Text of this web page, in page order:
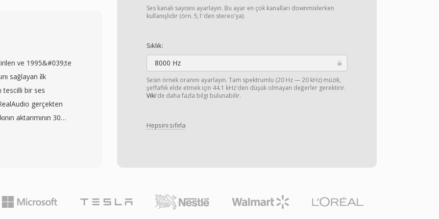
Ses kanalı sayısını ayarlayın. Bu ayar en çok kanalları downmixlerken
kullanışlıdır (örn. 5,1'den stereo'ya).
Sıklık:
8000 Hz
Sesin örnek oranını ayarlayın. Tam spektrumlu (20 Hz — 20 kHz) müzik,
şeffaflık elde etmek için 44.1 kHz'den düşük olmayan değerler gerektirir.
Viki'de daha fazla bilgi bulunabilir.
Hepsini sıfırla
dijital televizyon
tahmin modları ve
azaltmak için
CAVS&#039;yı
standardı
ve televizyon
CAVS, H.264
ve 1995&#039;te
sağlayan i̇lk
tescilli bir ses
gerçekten
aktarımının 30
tamamını
sabit ve
bit hızlı akışı ve